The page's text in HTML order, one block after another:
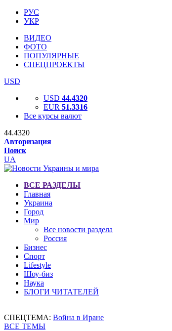
РУС
УКР
ВИДЕО
ФОТО
ПОПУЛЯРНЫЕ
СПЕЦПРОЕКТЫ
USD
USD 44.4320
EUR 51.3316
Все курсы валют
44.4320
Авторизация
Поиск
UA
ВСЕ РАЗДЕЛЫ
Главная
Украина
Город
Мир
Все новости раздела
Россия
Бизнес
Спорт
Lifestyle
Шоу-биз
Наука
БЛОГИ ЧИТАТЕЛЕЙ
СПЕЦТЕМА: Война в Иране
ВСЕ ТЕМЫ